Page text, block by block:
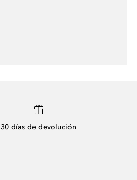
30 días de devolución